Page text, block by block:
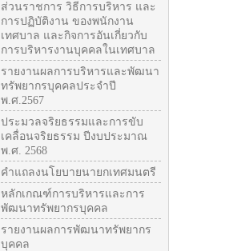
ส่วนราชการ วิธีการบริหาร และ
การปฏิบัติงาน ของพนักงาน
เทศบาล และกิจการอันเกี่ยวกับ
การบริหารงานบุคคลในเทศบาล
รายงานผลการบริหารและพัฒนา
ทรัพยากรบุคคลประจำปี
พ.ศ.2567
ประมวลจริยธรรมและการขับ
เคลื่อนจริยธรรม ปีงบประมาณ
พ.ศ. 2568
คำแถลงนโยบายนายกเทศมนตรี
หลักเกณฑ์การบริหารและการ
พัฒนาทรัพยากรบุคคล
รายงานผลการพัฒนาทรัพยากร
บุคคล